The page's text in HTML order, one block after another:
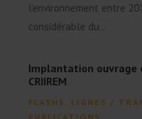
l’environnement entre
considérable du...
Implantation ouvrage
CRIIREM
FLASHS , LIGNES /
PUBLICATIONS